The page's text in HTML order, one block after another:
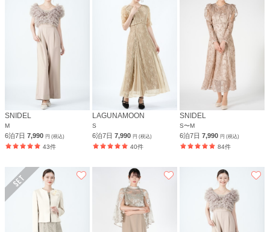
SNIDEL
M
6泊7日 7,990 円 (税込)
43件
LAGUNAMOON
S
6泊7日7,990円 (税込)
40件
SNIDEL
S〜M
6泊7日7,990円 (税込)
84件